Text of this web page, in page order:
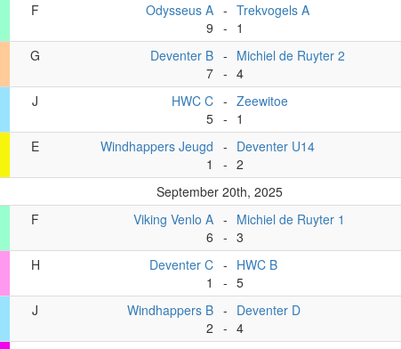
F
Odysseus A
9
-
-
Trekvogels A
1
G
Deventer B
7
-
-
Michiel de Ruyter 2
4
J
HWC C
5
-
-
Zeewitoe
1
E
Windhappers Jeugd
1
-
-
Deventer U14
2
September 20th, 2025
F
Viking Venlo A
6
-
-
Michiel de Ruyter 1
3
H
Deventer C
1
-
-
HWC B
5
J
Windhappers B
2
-
-
Deventer D
4